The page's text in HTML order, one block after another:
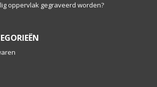
oppervlak gegraveerd worden?